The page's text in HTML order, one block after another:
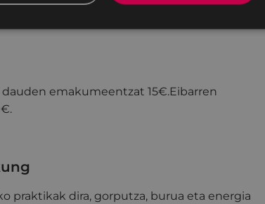
emakumeentzat 15€.Eibarren
praktikak dira, gorputza, burua eta energia